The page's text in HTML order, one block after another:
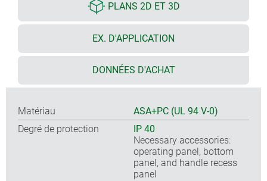
PLANS 2D ET 3D
EX. D'APPLICATION
DONNÉES D'ACHAT
Matériau
ASA+PC (UL 94 V-0)
Degré de protection
IP 40
Necessary accessories:
operating panel, bottom
panel, and handle recess
panel